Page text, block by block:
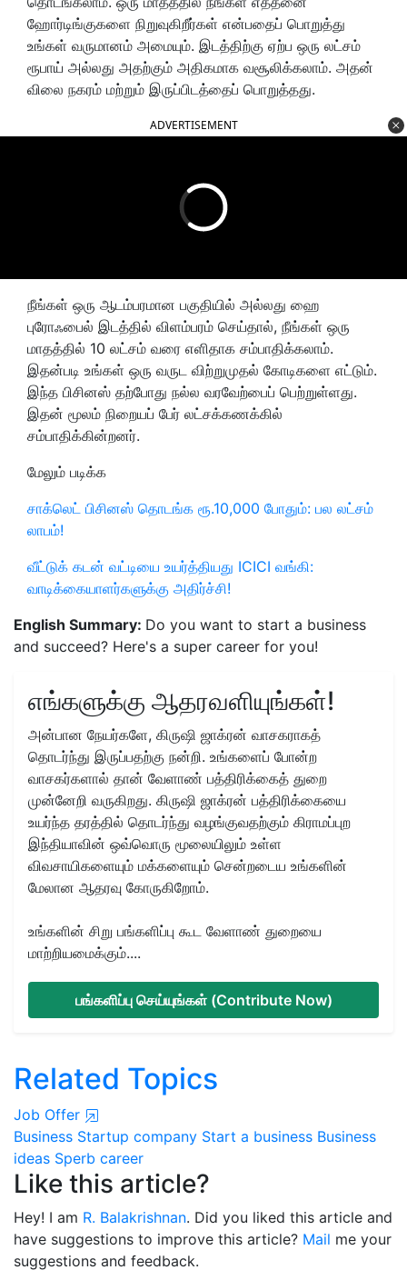
ஹோர்டிங்குகளை நிறுவுகிறீர்கள் என்பதைப் பொறுத்து
உங்கள் வருமானம் அமையும். இடத்திற்கு ஏற்ப ஒரு லட்சம்
ரூபாய் அல்லது அதற்கும் அதிகமாக வசூலிக்கலாம். அதன்
விலை நகரம் மற்றும் இருப்பிடத்தைப் பொறுத்தது.
ADVERTISEMENT
நீங்கள் ஒரு ஆடம்பரமான பகுதியில் அல்லது ஹை
புரோஃபைல் இடத்தில் விளம்பரம் செய்தால், நீங்கள் ஒரு
மாதத்தில் 10 லட்சம் வரை எளிதாக சம்பாதிக்கலாம்.
இதன்படி உங்கள் ஒரு வருட விற்றுமுதல் கோடிகளை எட்டும்.
இந்த பிசினஸ் தற்போது நல்ல வரவேற்பைப் பெற்றுள்ளது.
இதன் மூலம் நிறையப் பேர் லட்சக்கணக்கில்
சம்பாதிக்கின்றனர்.
மேலும் படிக்க
சாக்லெட் பிசினஸ் தொடங்க ரூ.10,000 போதும்: பல லட்சம்
லாபம்!
வீட்டுக் கடன் வட்டியை உயர்த்தியது ICICI வங்கி:
வாடிக்கையாளர்களுக்கு அதிர்ச்சி!
English Summary: Do you want to start a business
and succeed? Here's a super career for you!
எங்களுக்கு ஆதரவளியுங்கள்!
அன்பான நேயர்களே, கிருஷி ஜாக்ரன் வாசகராகத்
தொடர்ந்து இருப்பதற்கு நன்றி. உங்களைப் போன்ற
வாசகர்களால் தான் வேளாண் பத்திரிக்கைத் துறை
முன்னேறி வருகிறது. கிருஷி ஜாக்ரன் பத்திரிக்கையை
உயர்ந்த தரத்தில் தொடர்ந்து வழங்குவதற்கும் கிராமப்புற
இந்தியாவின் ஒவ்வொரு மூலையிலும் உள்ள
விவசாயிகளையும் மக்களையும் சென்றடைய உங்களின்
மேலான ஆதரவு கோருகிறோம்.
உங்களின் சிறு பங்களிப்பு கூட வேளாண் துறையை
மாற்றியமைக்கும்....
பங்களிப்பு செய்யுங்கள் (Contribute Now)
Related Topics
Job Offer
Business Startup company Start a business Business
ideas Sperb career
Like this article?
Hey! I am R. Balakrishnan. Did you liked this article and
have suggestions to improve this article? Mail me your
suggestions and feedback.